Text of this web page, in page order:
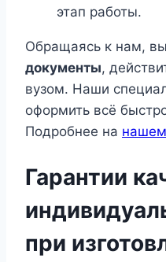
этап работы.
Обращаясь к нам,
документы,
вузом. Наши
оформить всё
Подробнее на
Гарантии
при